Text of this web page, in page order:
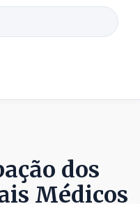
dos
Médicos